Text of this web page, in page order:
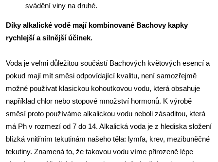
svádění viny na druhé.
Díky alkalické vodě mají kombinované Bachovy kapky
rychlejší a silnější účinek.
Voda je velmi důležitou součástí Bachových květových esencí a
pokud mají mít směsi odpovídající kvalitu, není samozřejmě
možné používat klasickou kohoutkovou vodu, která obsahuje
například chlor nebo stopové množství hormonů. K výrobě
směsí proto používáme alkalickou vodu neboli zásaditou, která
má Ph v rozmezí od 7 do 14. Alkalická voda je z hlediska složení
blízká vnitřním tekutinám našeho těla: lymfa, krev, mezibuněčné
tekutiny. Znamená to, že takovou vodu víme přirozeně lépe